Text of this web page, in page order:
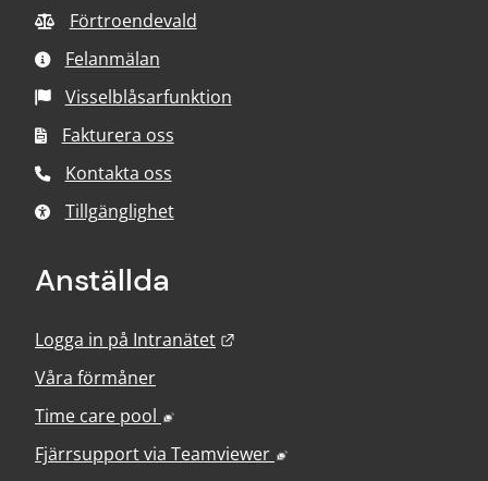
Förtroendevald
Felanmälan
Visselblåsarfunktion
Fakturera oss
Kontakta oss
Tillgänglighet
Anställda
Logga in på Intranätet
Våra förmåner
Time care pool
Länk till annan webbplats, öppnas i
Fjärrsupport via Teamviewer Länk till annan